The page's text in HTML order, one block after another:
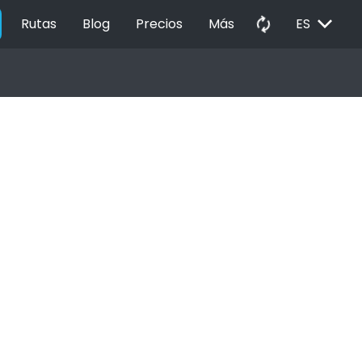
Rutas Blog Precios Más autorenew ES EXPAND_MORE